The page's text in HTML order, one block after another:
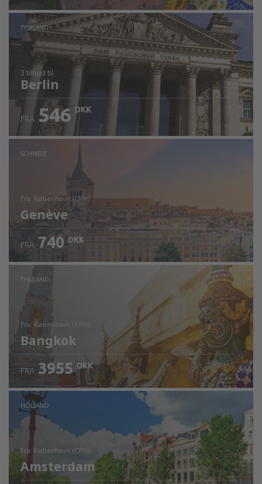
TYSKLAND
3 tilbud til
Berlin
FRA 546 DKK
SCHWEIZ
fra: København (CPH)
Genève
Kontrollér oplysninger
FRA 740 DKK
THAILAND
fra: København (CPH)
Bangkok
Kontrollér oplysninger
FRA 3955 DKK
HOLLAND
fra: København (CPH)
Amsterdam